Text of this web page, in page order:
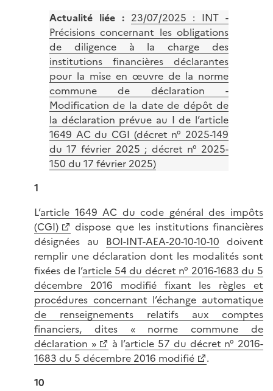
Actualité liée : 23/07/2025 : INT -
Précisions concernant les obligations
de diligence à la charge des
institutions financières déclarantes
pour la mise en œuvre de la norme
commune de déclaration -
Modification de la date de dépôt de
la déclaration prévue au I de l’article
1649 AC du CGI (décret n° 2025-149
du 17 février 2025 ; décret n° 2025-
150 du 17 février 2025)
1
L’article 1649 AC du code général des impôts
(CGI)
dispose que les institutions financières
désignées au BOI-INT-AEA-20-10-10-10 doivent
remplir une déclaration dont les modalités sont
fixées de l’article 54 du décret n° 2016-1683 du 5
décembre 2016 modifié fixant les règles et
procédures concernant l’échange automatique
de renseignements relatifs aux comptes
financiers, dites « norme commune de
déclaration »
à l’article 57 du décret n° 2016-
1683 du 5 décembre 2016 modifié
.
10